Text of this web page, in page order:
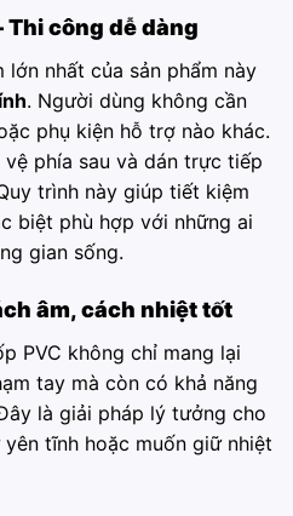
Thi công dễ dàng
nhất của sản phẩm này
. Người dùng không cần
phụ kiện hỗ trợ nào khác.
phía sau và dán trực tiếp
trình này giúp tiết kiệm
biệt phù hợp với những ai
gian sống.
âm, cách nhiệt tốt
PVC không chỉ mang lại
tay mà còn có khả năng
là giải pháp lý tưởng cho
tĩnh hoặc muốn giữ nhiệt